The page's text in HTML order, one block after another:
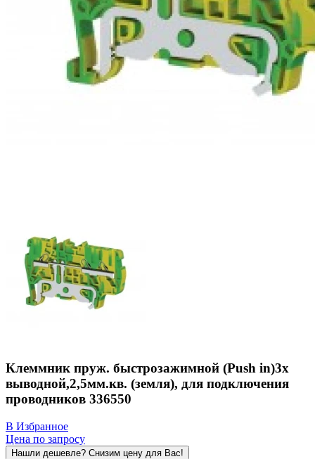
Клеммник пруж. быстрозажимной (Push in)3х
выводной,2,5мм.кв. (земля), для подключения
проводников 336550
В Избранное
Цена по запросу
Нашли дешевле? Снизим цену для Вас!